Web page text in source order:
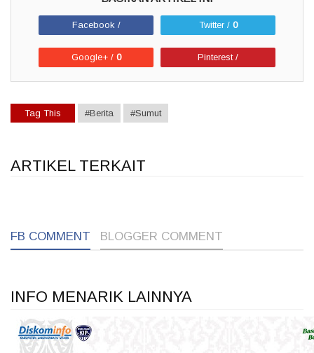
Facebook / Twitter / 0
Google+ / 0 Pinterest /
Tag This #Berita #Sumut
ARTIKEL TERKAIT
FB COMMENT BLOGGER COMMENT
INFO MENARIK LAINNYA